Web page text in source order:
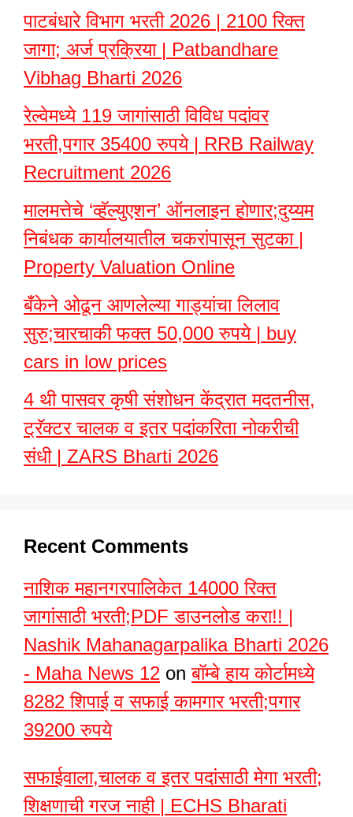
पाटबंधारे विभाग भरती 2026 | 2100 रिक्त
जागा; अर्ज प्रक्रिया | Patbandhare
Vibhag Bharti 2026
रेल्वेमध्ये 119 जागांसाठी विविध पदांवर
भरती,पगार 35400 रुपये | RRB Railway
Recruitment 2026
मालमत्तेचे ‘व्हॅल्युएशन’ ऑनलाइन होणार;दुय्यम
निबंधक कार्यालयातील चकरांपासून सुटका |
Property Valuation Online
बँकेने ओढून आणलेल्या गाड्यांचा लिलाव
सुरु;चारचाकी फक्त 50,000 रुपये | buy
cars in low prices
4 थी पासवर कृषी संशोधन केंद्रात मदतनीस,
ट्रॅक्टर चालक व इतर पदांकरिता नोकरीची
संधी | ZARS Bharti 2026
Recent Comments
नाशिक महानगरपालिकेत 14000 रिक्त
जागांसाठी भरती;PDF डाउनलोड करा!! |
Nashik Mahanagarpalika Bharti 2026
- Maha News 12 onबॉम्बे हाय कोर्टामध्ये
8282 शिपाई व सफाई कामगार भरती;पगार
39200 रुपये
सफाईवाला,चालक व इतर पदांसाठी मेगा भरती;
शिक्षणाची गरज नाही | ECHS Bharati